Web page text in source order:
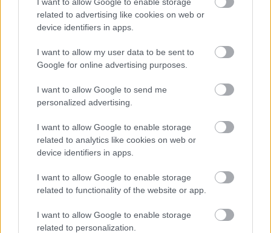
related to advertising like cookies on web or
device identifiers in apps.
I want to allow my user data to be sent to
Google for online advertising purposes.
I want to allow Google to send me
personalized advertising.
I want to allow Google to enable storage
related to analytics like cookies on web or
device identifiers in apps.
I want to allow Google to enable storage
related to functionality of the website or app.
I want to allow Google to enable storage
related to personalization.
NÉPI HIEDELMEK
HOZZÁSZÓLÁSOK
Szólj hozzá a Facebook-on!
LEGUTÓBBI BEJEGYZÉSEK